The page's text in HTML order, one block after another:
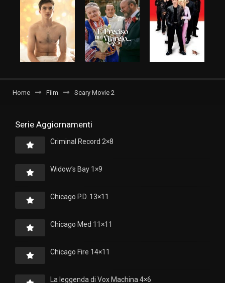
Home Film Scary Movie 2
Serie Aggiornamenti
Criminal Record 2×8
Widow’s Bay 1×9
Chicago P.D. 13×11
Chicago Med 11×11
Chicago Fire 14×11
La leggenda di Vox Machina 4×6